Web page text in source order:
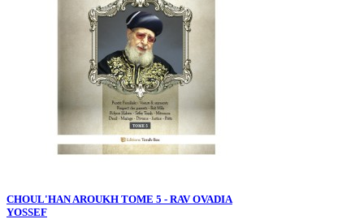
CHOUL'HAN AROUKH TOME 5 - RAV OVADIA
YOSSEF